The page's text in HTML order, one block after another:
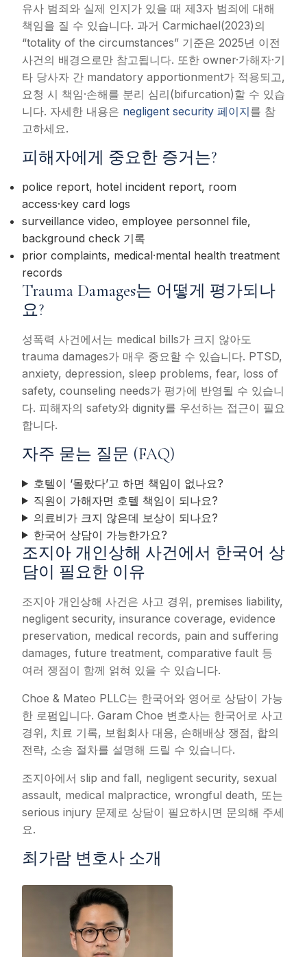
유사 범죄와 실제 인지가 있을 때 제3자 범죄에 대해
책임을 질 수 있습니다. 과거 Carmichael(2023)의
“totality of the circumstances” 기준은 2025년 이전
사건의 배경으로만 참고됩니다. 또한 owner·가해자·기
타 당사자 간 mandatory apportionment가 적용되고,
요청 시 책임·손해를 분리 심리(bifurcation)할 수 있습
니다. 자세한 내용은 negligent security 페이지를 참
고하세요.
피해자에게 중요한 증거는?
police report, hotel incident report, room
access·key card logs
surveillance video, employee personnel file,
background check 기록
prior complaints, medical·mental health treatment
records
Trauma Damages는 어떻게 평가되나
요?
성폭력 사건에서는 medical bills가 크지 않아도
trauma damages가 매우 중요할 수 있습니다. PTSD,
anxiety, depression, sleep problems, fear, loss of
safety, counseling needs가 평가에 반영될 수 있습니
다. 피해자의 safety와 dignity를 우선하는 접근이 필요
합니다.
자주 묻는 질문 (FAQ)
호텔이 ‘몰랐다’고 하면 책임이 없나요?
직원이 가해자면 호텔 책임이 되나요?
의료비가 크지 않은데 보상이 되나요?
한국어 상담이 가능한가요?
조지아 개인상해 사건에서 한국어 상
담이 필요한 이유
조지아 개인상해 사건은 사고 경위, premises liability,
negligent security, insurance coverage, evidence
preservation, medical records, pain and suffering
damages, future treatment, comparative fault 등
여러 쟁점이 함께 얽혀 있을 수 있습니다.
Choe & Mateo PLLC는 한국어와 영어로 상담이 가능
한 로펌입니다. Garam Choe 변호사는 한국어로 사고
경위, 치료 기록, 보험회사 대응, 손해배상 쟁점, 합의
전략, 소송 절차를 설명해 드릴 수 있습니다.
조지아에서 slip and fall, negligent security, sexual
assault, medical malpractice, wrongful death, 또는
serious injury 문제로 상담이 필요하시면 문의해 주세
요.
최가람 변호사 소개